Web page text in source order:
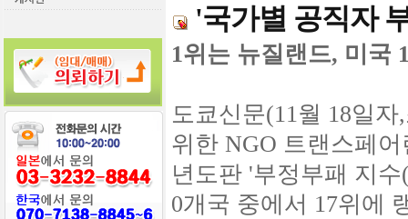
'국가별 공직자
1위는 뉴질랜드, 미국
도쿄신문(11월 18일
위한 NGO 트랜스페
년도판 '부정부패 지
0개국 중에서 17위에